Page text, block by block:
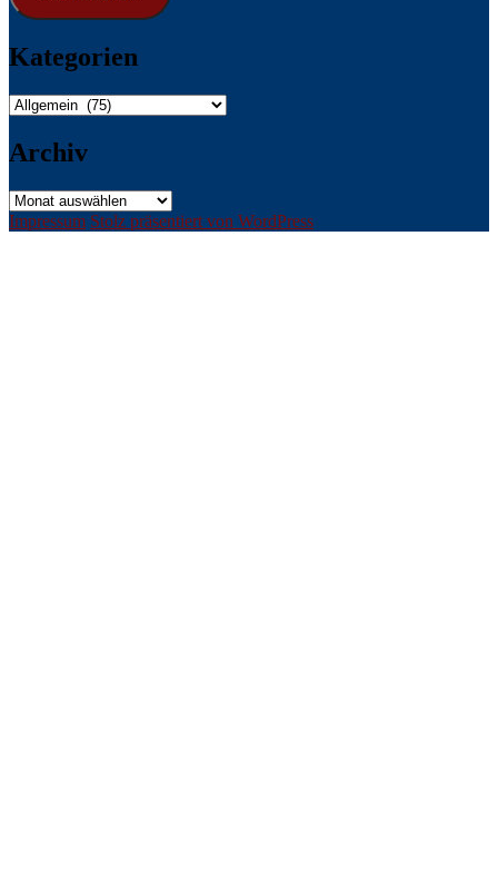
Kategorien
Kategorien
Archiv
Archiv
Impressum Stolz präsentiert von WordPress